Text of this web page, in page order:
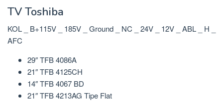
TV Toshiba
KOL _ B+115V _ 185V _ Ground _ NC _ 24V _ 12V _ ABL _ H _
AFC
29″ TFB 4086A
21″ TFB 4125CH
14″ TFB 4067 BD
21″ TFB 4213AG Tipe Flat